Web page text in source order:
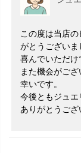
この度は当店
がとうございま
喜んでいただけ
また機会がご
幸いです。
今後ともジュエ
ありがとうござ